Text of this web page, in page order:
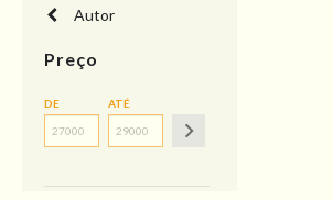
Autor
Preço
DE ATÉ